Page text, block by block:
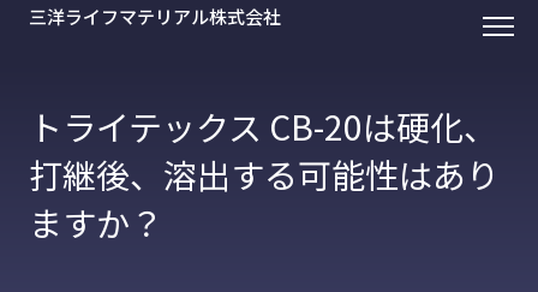
三洋ライフマテリアル株式会社
トライテックス CB-20は硬化、
打継後、溶出する可能性はあり
ますか？